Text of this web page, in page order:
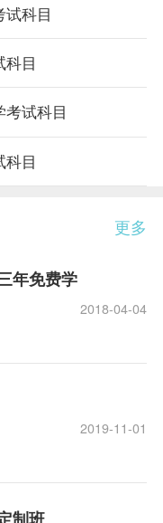
科目
目
试科目
目
更多
年免费学
2018-04-04
2019-11-01
制班